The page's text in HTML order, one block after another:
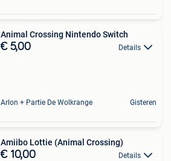
Animal Crossing Nintendo Switch
€ 5,00 Details
Arlon + Partie De Wolkrange Gisteren
Amiibo Lottie (Animal Crossing)
€ 10,00 Details